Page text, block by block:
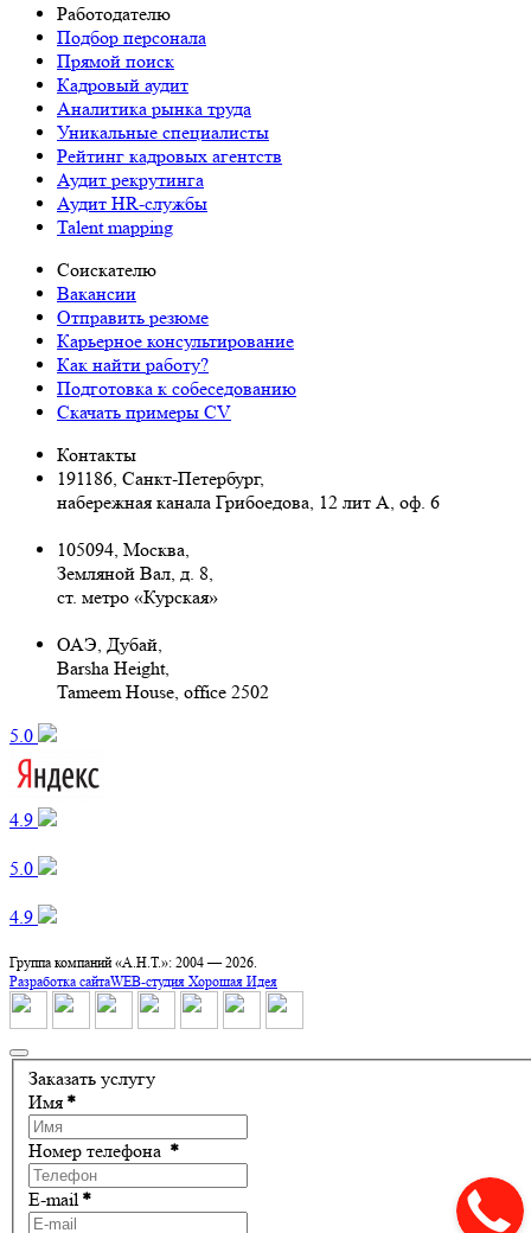
Работодателю
Подбор персонала
Прямой поиск
Кадровый аудит
Аналитика рынка труда
Уникальные специалисты
Рейтинг кадровых агентств
Аудит рекрутинга
Аудит HR-службы
Talent mapping
Соискателю
Вакансии
Отправить резюме
Карьерное консультирование
Как найти работу?
Подготовка к собеседованию
Cкачать примеры CV
Контакты
191186, Санкт-Петербург,
набережная канала Грибоедова, 12 лит А, оф. 6
105094, Москва
Земляной Вал, д. 8,
ст. метро «Курская»
ОАЭ, Дубай,
Barsha Height,
Tameem House, office 2502
5.0 ‌
4.9 ‌
5.0 ‌
4.9 ‌
Группа компаний «А.Н.Т.»: 2004 —2026.
Разработка сайтаWEB-студия Хорошая Идея
Заказать услугу
Имя *
Номер телефона *
E-mail *